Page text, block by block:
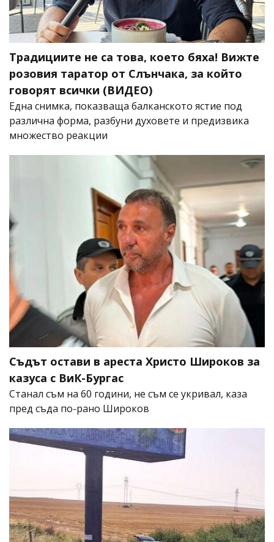
Традициите не са това, което бяха! Вижте
розовия таратор от Слънчака, за който
говорят всички (ВИДЕО)
Една снимка, показваща балканското ястие под
различна форма, разбуни духовете и предизвика
множество реакции
Съдът остави в ареста Христо Широков за
казуса с ВиК-Бургас
Станал съм на 60 години, не съм се укривал, каза
пред съда по-рано Широков